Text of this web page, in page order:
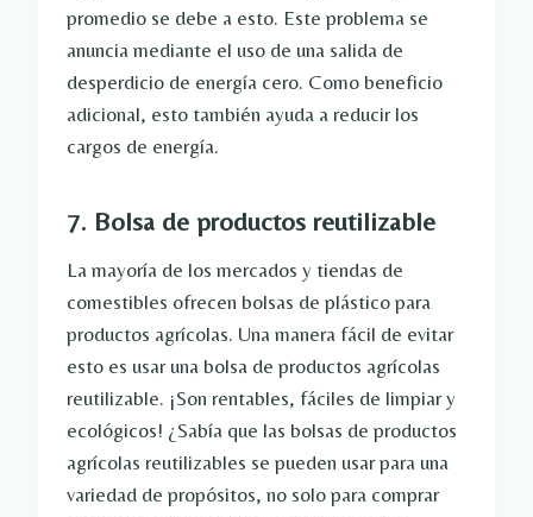
promedio se debe a esto. Este problema se
anuncia mediante el uso de una salida de
desperdicio de energía cero. Como beneficio
adicional, esto también ayuda a reducir los
cargos de energía.
7. Bolsa de productos reutilizable
La mayoría de los mercados y tiendas de
comestibles ofrecen bolsas de plástico para
productos agrícolas. Una manera fácil de evitar
esto es usar una bolsa de productos agrícolas
reutilizable. ¡Son rentables, fáciles de limpiar y
ecológicos! ¿Sabía que las bolsas de productos
agrícolas reutilizables se pueden usar para una
variedad de propósitos, no solo para comprar